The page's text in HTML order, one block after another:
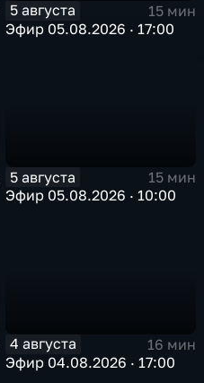
5 августа
15 мин
Эфир 05.08.2026 · 17:00
5 августа
15 мин
Эфир 05.08.2026 · 10:00
4 августа
16 мин
Эфир 04.08.2026 · 17:00